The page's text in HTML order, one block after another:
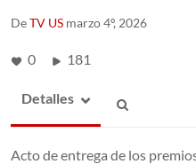
DeTV US marzo 4º, 2026
0 181
Detalles
Acto de entrega de los